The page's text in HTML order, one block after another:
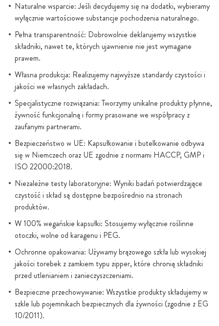
Naturalne wsparcie: Jeśli decydujemy się na dodatki, wybieramy
wyłącznie wartościowe substancje pochodzenia naturalnego.
Pełna transparentność: Dobrowolnie deklarujemy wszystkie
składniki, nawet te, których ujawnienie nie jest wymagane
prawem.
Własna produkcja: Realizujemy najwyższe standardy czystości i
jakości we własnych zakładach.
Specjalistyczne rozwiązania: Tworzymy unikalne produkty płynne,
żywność funkcjonalną i formy prasowane we współpracy z
zaufanymi partnerami.
Bezpieczeństwo w UE: Kapsułkowanie i butelkowanie odbywa
się w Niemczech oraz UE zgodnie z normami HACCP, GMP i
ISO 22000:2018.
Niezależne testy laboratoryjne: Wyniki badań potwierdzające
czystość i skład są dostępne bezpośrednio na stronach
produktów.
W 100% wegańskie kapsułki: Stosujemy wyłącznie roślinne
otoczki, wolne od karagenu i PEG.
Ochronne opakowania: Używamy brązowego szkła lub wysokiej
jakości torebek z zamkiem typu zipper, które chronią składniki
przed utlenianiem i zanieczyszczeniami.
Bezpieczne przechowywanie: Wszystkie produkty składujemy w
szkle lub pojemnikach bezpiecznych dla żywności (zgodnie z EG
10/2011).